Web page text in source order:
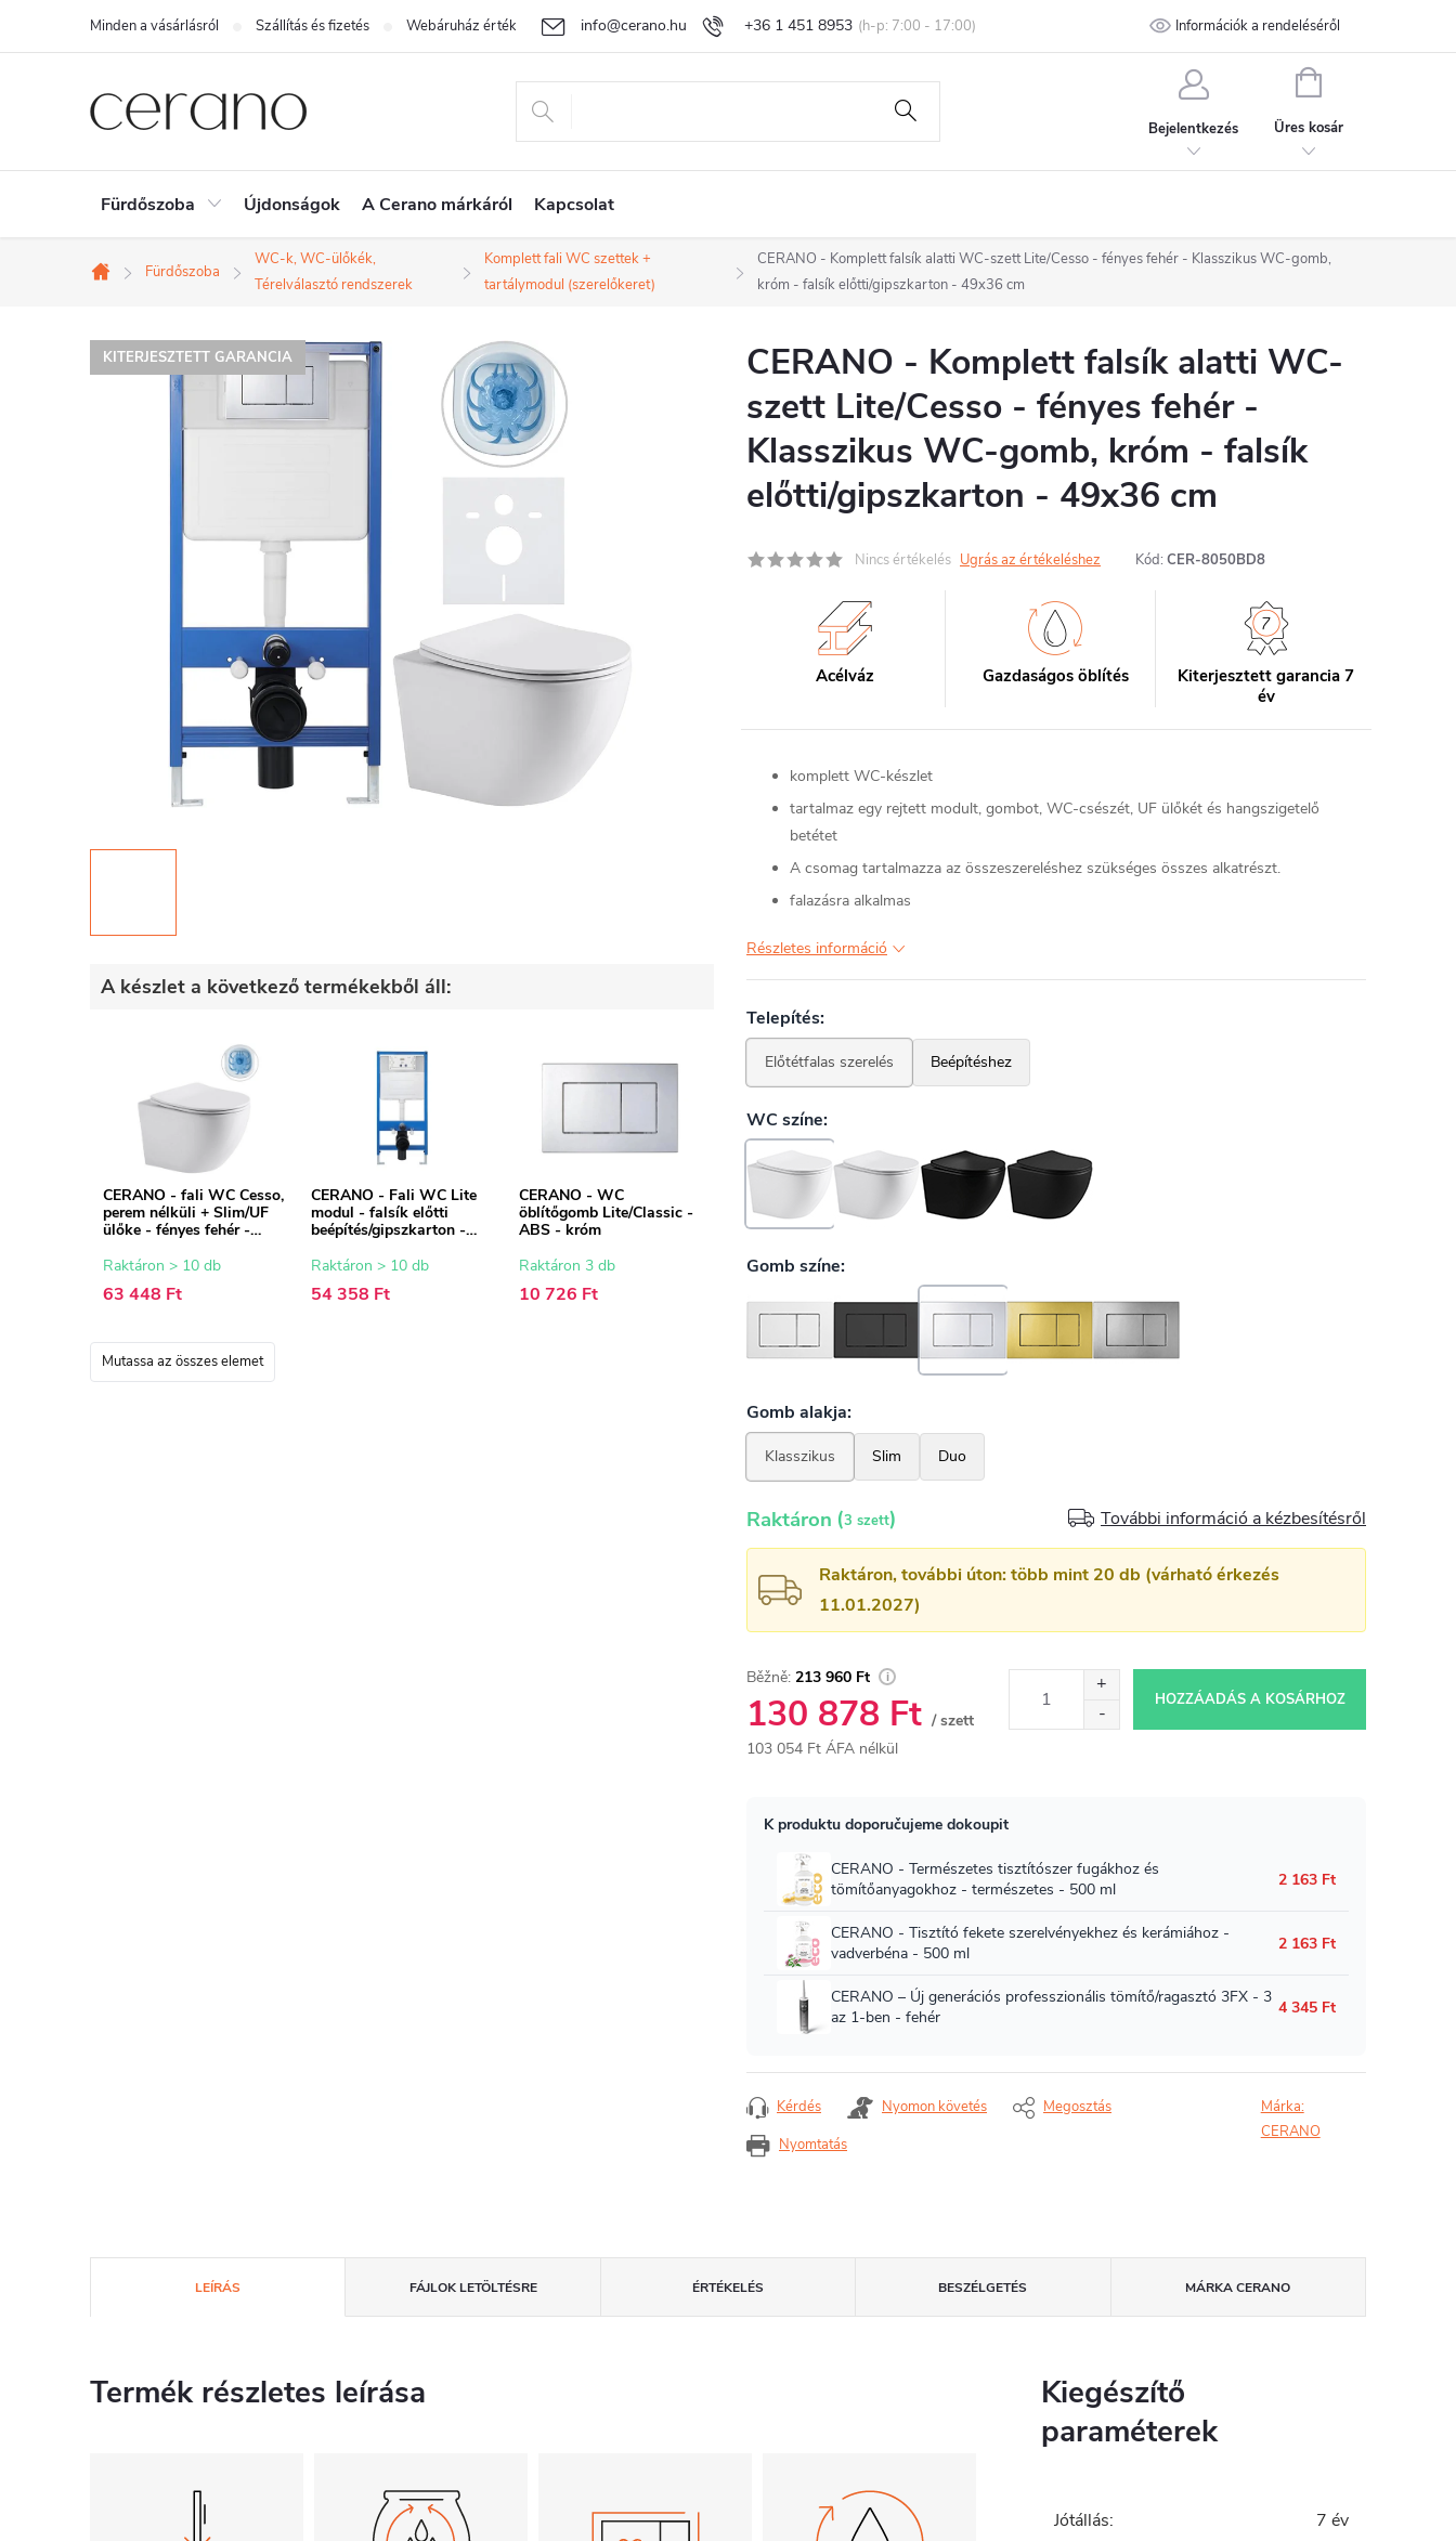
tartalomhoz
+36 1 451 8953
info@cerano.hu
Minden a vásárlásról Szállítás és fizetés Webáruház értékelése Egyedi árazás Áru visszaküldése és reklamáció Általános Szerződési Feltételek Adatvédelmi feltételek
Információk a rendeléséről
Bejelentkezés
KOSÁR
Üres kosár
Fürdőszoba Újdonságok A Cerano márkáról Kapcsolat
Kezdőlap
Fürdőszoba
WC-k, WC-ülőkék,
Térelválasztó rendszerek
Komplett fali WC szettek +
tartálymodul (szerelőkeret)
CERANO - Komplett falsík alatti WC-szett Lite/Cesso - fényes fehér - Klasszikus WC-gomb,
króm - falsík előtti/gipszkarton - 49x36 cm
KITERJESZTETT GARANCIA
A készlet a következő termékekből áll:
CERANO - fali WC Cesso,
perem nélküli + Slim/UF
ülőke - fényes fehér -
Raktáron > 10 db
63 448 Ft
CERANO - Fali WC Lite
modul - falsík előtti
beépítés/gipszkarton -
Raktáron > 10 db
54 358 Ft
CERANO - WC
öblítőgomb Lite/Classic -
ABS - króm
Raktáron 3 db
10 726 Ft
Mutassa az összes elemet
CERANO - Komplett falsík alatti WC-
szett Lite/Cesso - fényes fehér -
Klasszikus WC-gomb, króm - falsík
előtti/gipszkarton - 49x36 cm
Nincs értékelés Ugrás az értékeléshez Kód: CER-8050BD8
Acélváz Gazdaságos öblítés
Kiterjesztett garancia 7
év
komplett WC-készlet
tartalmaz egy rejtett modult, gombot, WC-csészét, UF ülőkét és hangszigetelő
betétet
A csomag tartalmazza az összeszereléshez szükséges összes alkatrészt.
falazásra alkalmas
Részletes információ
Raktáron (3 szett) További információ a kézbesítésről
Raktáron, további úton: több mint 20 db (várható érkezés
11.01.2027)
213 960 Ft
130 878 Ft / szett
103 054 Ft ÁFA nélkül
HOZZÁADÁS A KOSÁRHOZ
Nyomtatás
Kérdés Nyomon követés Megosztás
Márka:
CERANO
LEÍRÁS FÁJLOK LETÖLTÉSRE ÉRTÉKELÉS BESZÉLGETÉS MÁRKACERANO
Termék részletes leírása
Kiegészítő
paraméterek
Jótállás: 7 év